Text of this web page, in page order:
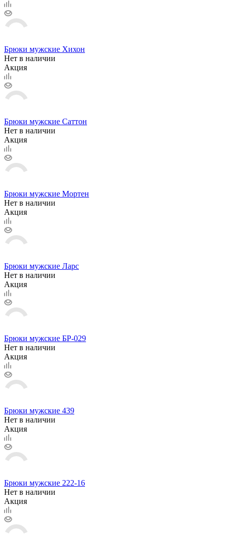
Брюки мужские Хихон
Нет в наличии
Акция
Брюки мужские Саттон
Нет в наличии
Акция
Брюки мужские Мортен
Нет в наличии
Акция
Брюки мужские Ларс
Нет в наличии
Акция
Брюки мужские БР-029
Нет в наличии
Акция
Брюки мужские 439
Нет в наличии
Акция
Брюки мужские 222-16
Нет в наличии
Акция